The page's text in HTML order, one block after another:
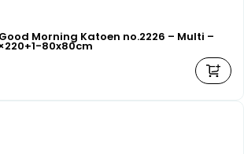
Morning Katoen no.2226 – Multi –
80x80cm